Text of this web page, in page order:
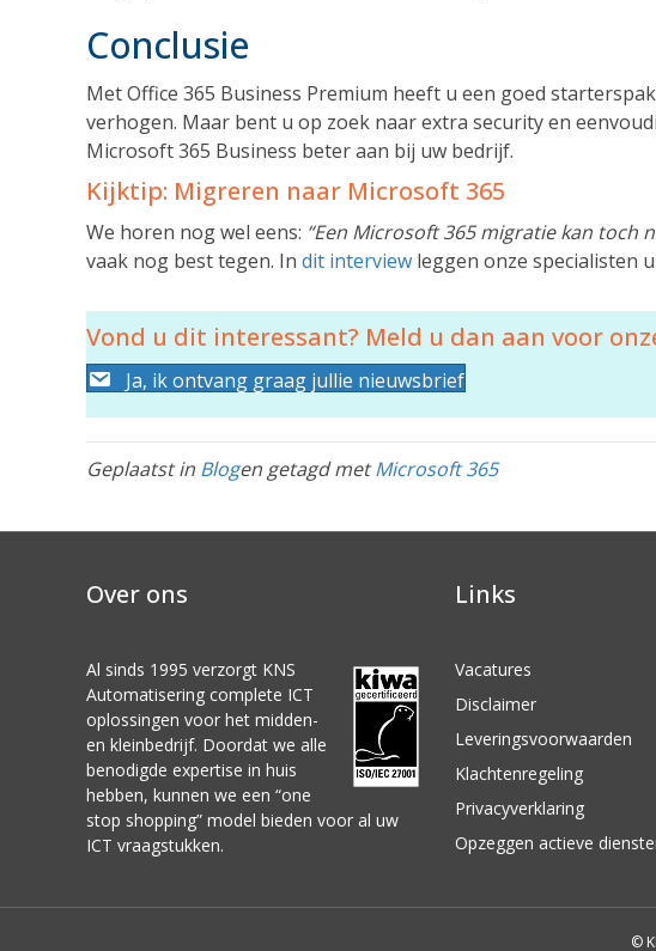
Conclusie
Met Office 365 Business Premium heeft u een goed
verhogen. Maar bent u op zoek naar extra security en
Microsoft 365 Business beter aan bij uw bedrijf.
Kijktip: Migreren naar Microsoft 365
We horen nog wel eens: “Een Microsoft 365 migratie kan toch
vaak nog best tegen. In dit interview leggen onze specialisten
Vond u dit interessant? Meld u dan aan voor
Ja, ik ontvang graag jullie nieuwsbrief
Geplaatst in Blogen getagd metMicrosoft 365
Over ons
Al sinds 1995 verzorgt KNS
Automatisering complete ICT
oplossingen voor het midden-
en kleinbedrijf. Doordat we alle
benodigde expertise in huis
hebben, kunnen we een “one
stop shopping” model bieden voor al uw
ICT vraagstukken.
Links
Vacatures
Disclaimer
Leveringsvoorwaarden
Klachtenregeling
Privacyverklaring
Opzeggen actieve
©